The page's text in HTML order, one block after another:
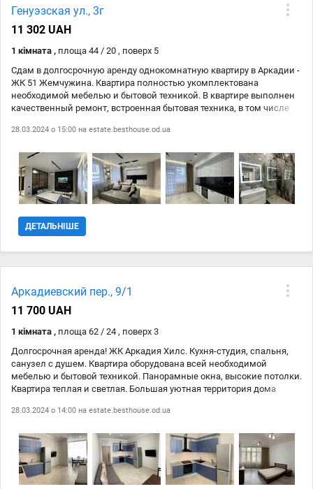
Генуэзская ул., 3г
11 302 UAH
1 кімната , площа 44 / 20 , поверх 5
Сдам в долгосрочную аренду однокомнатную квартиру в Аркадии -
ЖК 51 Жемчужина. Квартира полностью укомплектована
необходимой мебелью и бытовой техникой. В квартире выполнен
качественный ремонт, встроенная бытовая техника, в том числе
Есть место в паркинге за дополнительную плату. Без животных.
28.03.2024 о 15:00 на estate.besthouse.od.ua
ДЕТАЛЬНІШЕ
Аркадиевский пер., 9/1
11 700 UAH
1 кімната , площа 62 / 24 , поверх 3
Долгосрочная аренда! ЖК Аркадия Хилс. Кухня-студия, спальня,
санузел с душем. Квартира оборудована всей необходимой
мебелью и бытовой техникой. Панорамные окна, высокие потолки.
Квартира теплая и светлая. Большая уютная территория дома
площадки, паркинг. В доме находится продуктовый магазин.
прогулок.
28.03.2024 о 14:00 на estate.besthouse.od.ua